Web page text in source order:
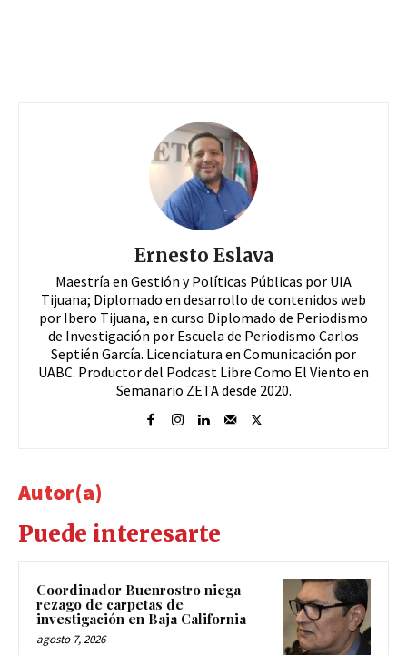
Ernesto Eslava
Maestría en Gestión y Políticas Públicas por UIA
Tijuana; Diplomado en desarrollo de contenidos web
por Ibero Tijuana, en curso Diplomado de Periodismo
de Investigación por Escuela de Periodismo Carlos
Septién García. Licenciatura en Comunicación por
UABC. Productor del Podcast Libre Como El Viento en
Semanario ZETA desde 2020.
Autor(a)
Puede interesarte
Coordinador Buenrostro niega
rezago de carpetas de
investigación en Baja California
agosto 7, 2026